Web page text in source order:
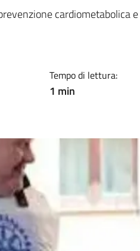
cardiometabolica
Tempo di lettura:
1 min